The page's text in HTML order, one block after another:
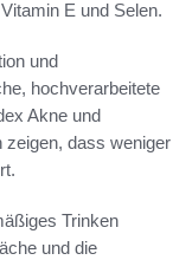
E und Selen.
und
hochverarbeitete
Akne und
zeigen, dass weniger
Trinken
und die